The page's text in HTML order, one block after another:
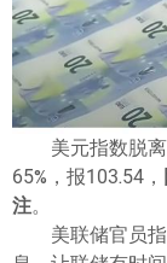
美元指数脱
65%，报103.54，
注。
美联储官员